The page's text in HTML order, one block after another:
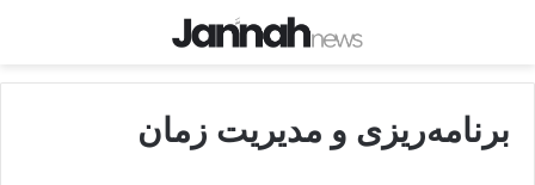
برنامه‌ریزی و مدیریت زمان